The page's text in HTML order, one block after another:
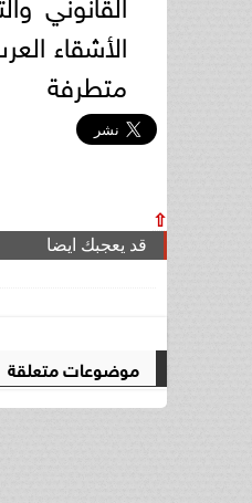
الأشقاء
متطرفة
⇧
قد يعجبك ايضا
موضوعات متعلقة